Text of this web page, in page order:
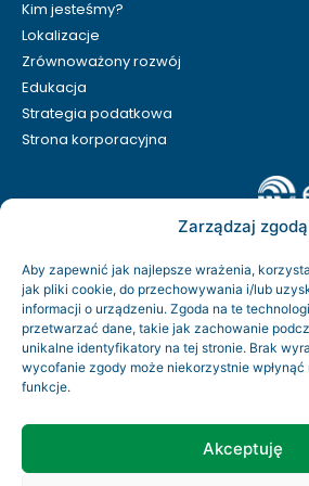
Zarządzaj zgodą
Aby zapewnić jak najlepsze wrażenia,
jak pliki cookie, do przechowywania i/lub
informacji o urządzeniu. Zgoda na te
przetwarzać dane, takie jak zachowanie
unikalne identyfikatory na tej stronie. Brak
wycofanie zgody może niekorzystnie
funkcje.
Akceptuję
Kim jesteśmy?
Lokalizacje
Zrównoważony rozwój
Edukacja
Strategia podatkowa
Strona korporacyjna
Rodo
Regulamin serwisu